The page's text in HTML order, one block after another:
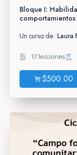
Bloque I:
Un curso de: Laura
17 lecciones
$500.00